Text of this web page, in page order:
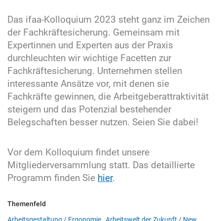
Das ifaa-Kolloquium 2023 steht ganz im Zeichen
der Fachkräftesicherung. Gemeinsam mit
Expertinnen und Experten aus der Praxis
durchleuchten wir wichtige Facetten zur
Fachkräftesicherung. Unternehmen stellen
interessante Ansätze vor, mit denen sie
Fachkräfte gewinnen, die Arbeitgeberattraktivität
steigern und das Potenzial bestehender
Belegschaften besser nutzen. Seien Sie dabei!
Vor dem Kolloquium findet unsere
Mitgliederversammlung statt. Das detaillierte
Programm finden Sie hier.
Themenfeld